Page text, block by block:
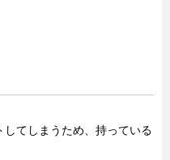
てしまうため、持っている